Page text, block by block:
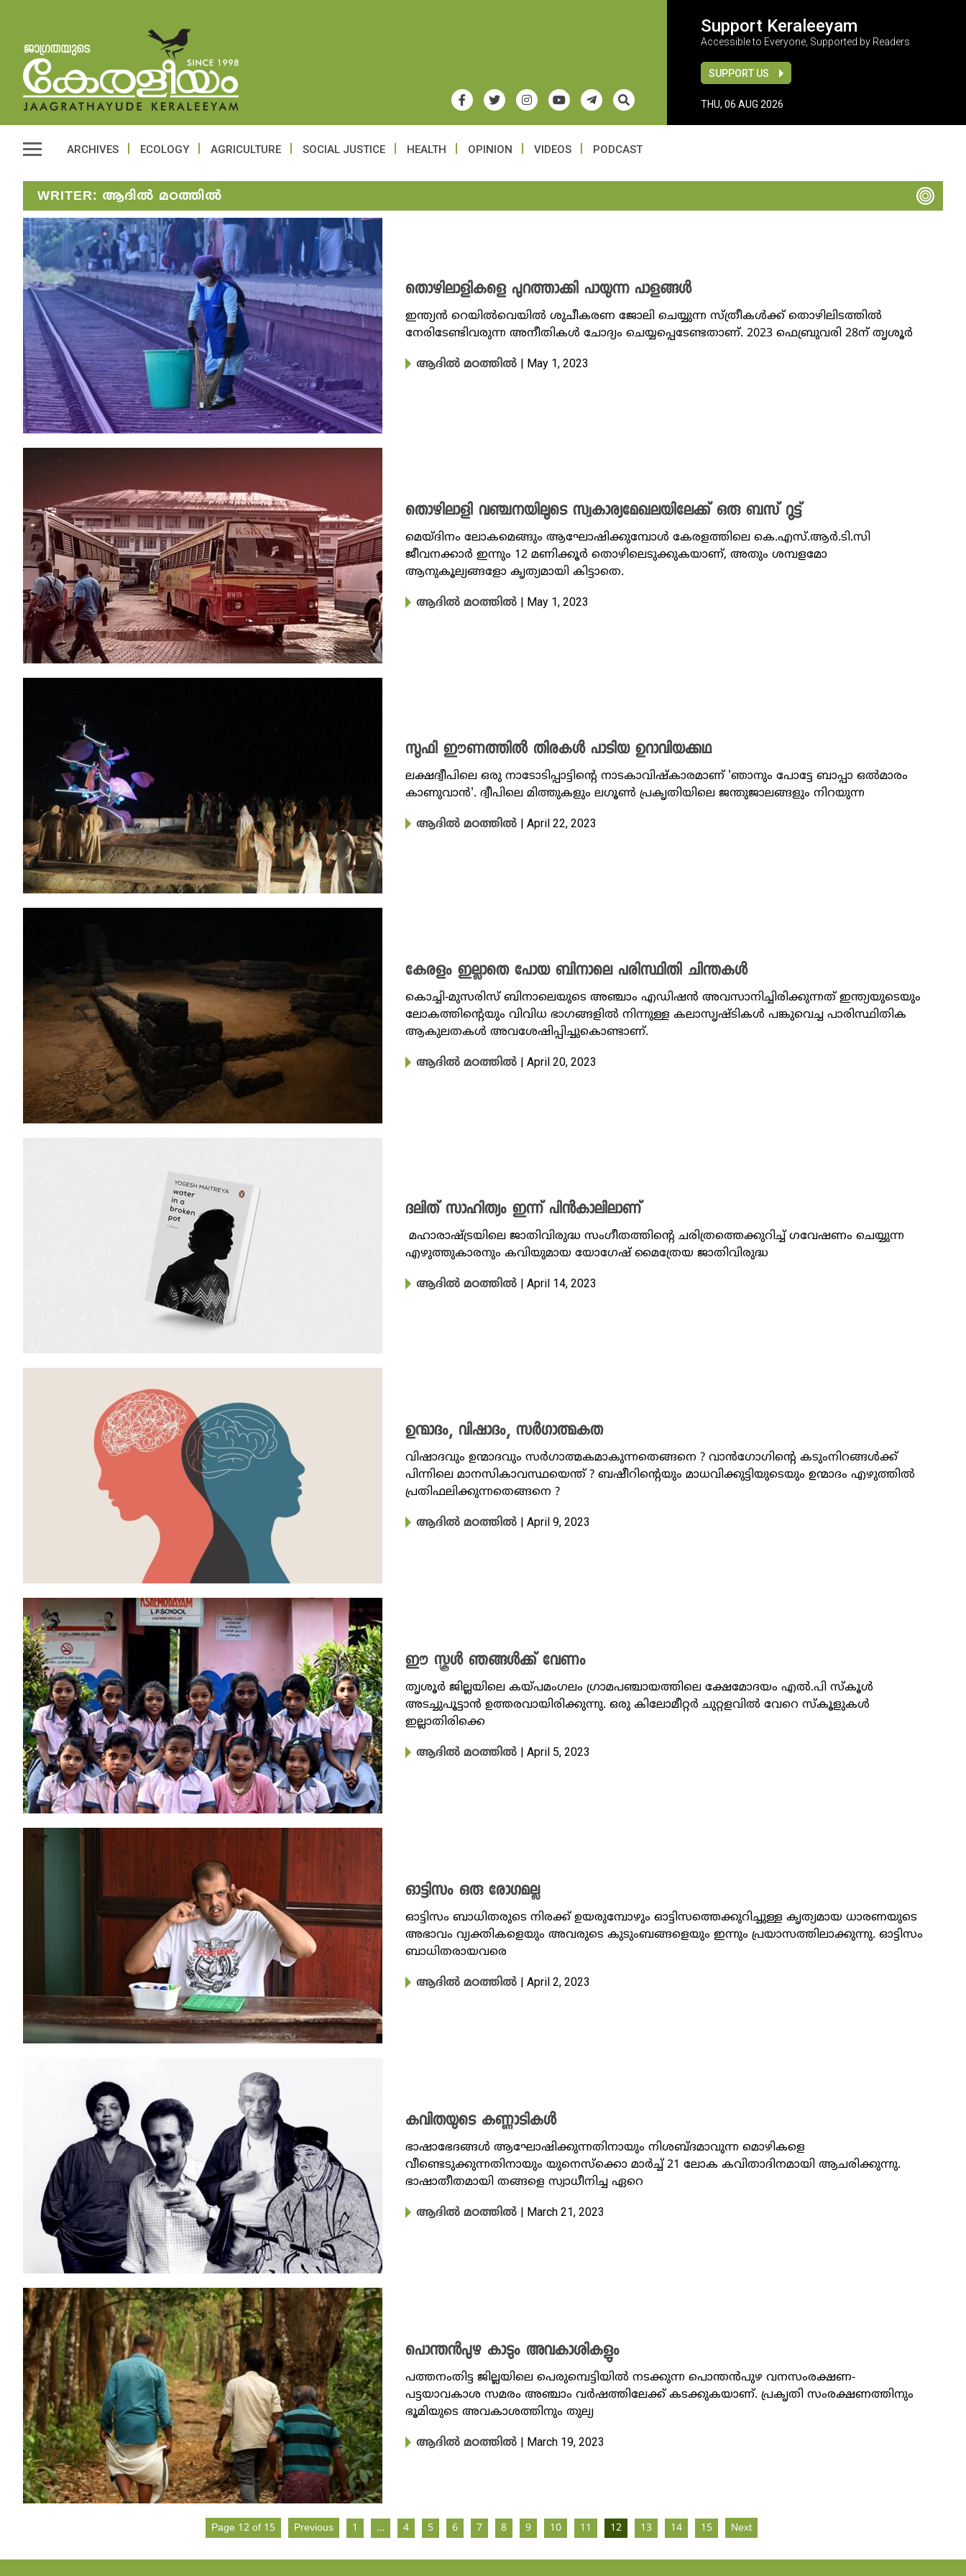
Support Keraleeyam
Accessible to Everyone, Supported by Readers
SUPPORT US
THU, 06 AUG 2026
ARCHIVES ECOLOGY AGRICULTURE SOCIAL JUSTICE HEALTH OPINION VIDEOS PODCAST
WRITER: ആദിൽ മഠത്തിൽ
തൊഴിലാളികളെ പുറത്താക്കി പായുന്ന പാളങ്ങൾ
ഇന്ത്യൻ റെയിൽവെയിൽ ശുചീകരണ ജോലി ചെയ്യുന്ന സ്ത്രീകൾക്ക് തൊഴിലിടത്തിൽ
നേരിടേണ്ടിവരുന്ന അനീതികൾ ചോദ്യം ചെയ്യപ്പെടേണ്ടതാണ്. 2023 ഫെബ്രുവരി 28ന് തൃശൂർ
ആദിൽ മഠത്തിൽ | May 1, 2023
തൊഴിലാളി വഞ്ചനയിലൂടെ സ്വകാര്യമേഖലയിലേക്ക് ഒരു ബസ് റൂട്ട്
മെയ്ദിനം ലോകമെങ്ങും ആഘോഷിക്കുമ്പോൾ കേരളത്തിലെ കെ.എസ്.ആർ.ടി.സി
ജീവനക്കാർ ഇന്നും 12 മണിക്കൂ‍ർ തൊഴിലെടുക്കുകയാണ്, അതും ശമ്പളമോ
ആനുകൂല്യങ്ങളോ കൃത്യമായി കിട്ടാതെ.
ആദിൽ മഠത്തിൽ | May 1, 2023
സൂഫി ഈണത്തിൽ തിരകൾ പാടിയ ഉറാവിയക്കഥ
ലക്ഷദ്വീപിലെ ഒരു നാടോടിപ്പാട്ടിന്റെ നാടകാവിഷ്കാരമാണ് 'ഞാനും പോട്ടേ ബാപ്പാ ഒൽമാരം
കാണുവാൻ'. ദ്വീപിലെ മിത്തുകളും ലഗൂൺ പ്രകൃതിയിലെ ജന്തുജാലങ്ങളും നിറയുന്ന
ആദിൽ മഠത്തിൽ | April 22, 2023
കേരളം ഇല്ലാതെ പോയ ബിനാലെ പരിസ്ഥിതി ചിന്തകൾ
കൊച്ചി-മുസരിസ് ബിനാലെയുടെ അഞ്ചാം എഡിഷൻ അവസാനിച്ചിരിക്കുന്നത് ഇന്ത്യയുടെയും
ലോകത്തിന്റെയും വിവിധ ഭാ​ഗങ്ങളിൽ നിന്നുള്ള കലാസൃഷ്ടികൾ പങ്കുവെച്ച പാരിസ്ഥിതിക
ആകുലതകൾ അവശേഷിപ്പിച്ചുകൊണ്ടാണ്.
ആദിൽ മഠത്തിൽ | April 20, 2023
ദലിത് സാഹിത്യം ഇന്ന് പിൻകാലിലാണ്
​ മഹാരാഷ്ട്രയിലെ ജാതിവിരുദ്ധ സംഗീതത്തിന്റെ ചരിത്രത്തെക്കുറിച്ച് ​ഗവേഷണം ചെയ്യുന്ന
എഴുത്തുകാരനും കവിയുമായ യോ​ഗേഷ് മൈത്രേയ ​ജാതിവിരുദ്ധ
ആദിൽ മഠത്തിൽ | April 14, 2023
ഉന്മാദം, വിഷാദം, സ‍​ർ​ഗാത്മകത
വിഷാദവും ഉന്മാദവും സർ​ഗാത്മകമാകുന്നതെങ്ങനെ ? വാൻ​ഗോ​ഗിന്റെ കടുംനിറങ്ങൾക്ക്
പിന്നിലെ മാനസികാവസ്ഥയെന്ത് ? ബഷീറിന്റെയും മാധവിക്കുട്ടിയുടെയും ഉന്മാദം എഴുത്തിൽ
പ്രതിഫലിക്കുന്നതെങ്ങനെ ?
ആദിൽ മഠത്തിൽ | April 9, 2023
ഈ സ്കൂൾ ഞങ്ങൾക്ക് വേണം
തൃശൂർ ജില്ലയിലെ കയ്പമം​ഗലം ഗ്രാമപഞ്ചായത്തിലെ ക്ഷേമോദയം എൽ.പി സ്കൂൾ
അടച്ചുപൂട്ടാൻ ഉത്തരവായിരിക്കുന്നു. ഒരു കിലോമീറ്റ‍ർ ചുറ്റളവിൽ വേറെ സ്കൂളുകൾ
ഇല്ലാതിരിക്കെ
ആദിൽ മഠത്തിൽ | April 5, 2023
ഓട്ടിസം ഒരു രോ​ഗമല്ല
ഓട്ടിസം ബാധിതരുടെ നിരക്ക് ഉയരുമ്പോഴും ഓട്ടിസത്തെക്കുറിച്ചുള്ള കൃത്യമായ ധാരണയുടെ
അഭാവം വ്യക്തികളെയും അവരുടെ കുടുംബങ്ങളെയും ഇന്നും പ്രയാസത്തിലാക്കുന്നു. ഓട്ടിസം
ബാധിതരായവരെ
ആദിൽ മഠത്തിൽ | April 2, 2023
കവിതയുടെ കണ്ണാടികൾ
‍ഭാഷാഭേ​ദങ്ങൾ ആഘോഷിക്കുന്നതിനായും നിശബ്ദമാവുന്ന മൊഴികളെ
വീണ്ടെടുക്കുന്നതിനായും യുനെസ്ക്കൊ മാ‍ർച്ച് 21 ലോക കവിതാദിനമായി ആചരിക്കുന്നു.
ഭാഷാതീതമായി തങ്ങളെ സ്വാധീനിച്ച ഏറെ
ആദിൽ മഠത്തിൽ | March 21, 2023
പൊന്തൻപുഴ കാടും അവകാശികളും
പത്തനംതിട്ട ജില്ലയിലെ പെരുമ്പെട്ടിയിൽ നടക്കുന്ന പൊന്തൻപുഴ വനസംരക്ഷണ-
പട്ടയാവകാശ സമരം അഞ്ചാം വർഷത്തിലേക്ക് കടക്കുകയാണ്. പ്രകൃതി സംരക്ഷണത്തിനും
ഭൂമിയുടെ അവകാശത്തിനും തുല്യ
ആദിൽ മഠത്തിൽ | March 19, 2023
Page 12 of 15 Previous 1 … 4 5 6 7 8 9 10 11 12 13 14 15 Next